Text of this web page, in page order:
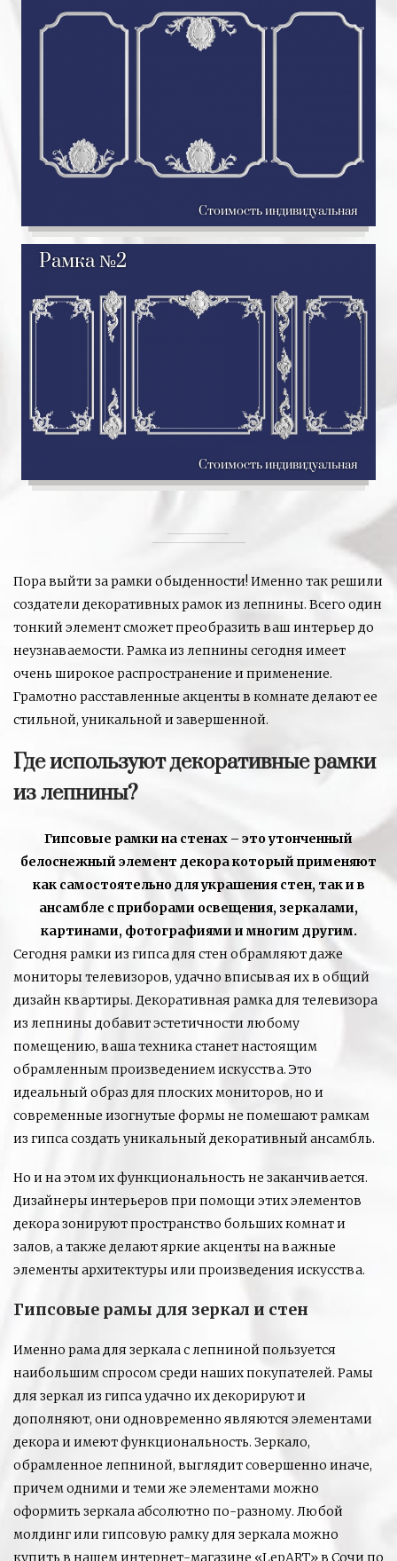
Стоимость индивидуальная
Рамка №2
Стоимость индивидуальная
Пора выйти за рамки обыденности! Именно так решили
создатели декоративных рамок из лепнины. Всего один
тонкий элемент сможет преобразить ваш интерьер до
неузнаваемости. Рамка из лепнины сегодня имеет
очень широкое распространение и применение.
Грамотно расставленные акценты в комнате делают ее
стильной, уникальной и завершенной.
Где используют декоративные рамки
из лепнины?
Гипсовые рамки на стенах – это утонченный
белоснежный элемент декора который применяют
как самостоятельно для украшения стен, так и в
ансамбле с приборами освещения, зеркалами,
картинами, фотографиями и многим другим.
Сегодня рамки из гипса для стен обрамляют даже
мониторы телевизоров, удачно вписывая их в общий
дизайн квартиры. Декоративная рамка для телевизора
из лепнины добавит эстетичности любому
помещению, ваша техника станет настоящим
обрамленным произведением искусства. Это
идеальный образ для плоских мониторов, но и
современные изогнутые формы не помешают рамкам
из гипса создать уникальный декоративный ансамбль.
Но и на этом их функциональность не заканчивается.
Дизайнеры интерьеров при помощи этих элементов
декора зонируют пространство больших комнат и
залов, а также делают яркие акценты на важные
элементы архитектуры или произведения искусства.
Гипсовые рамы для зеркал и стен
Именно рама для зеркала с лепниной пользуется
наибольшим спросом среди наших покупателей. Рамы
для зеркал из гипса удачно их декорируют и
дополняют, они одновременно являются элементами
декора и имеют функциональность. Зеркало,
обрамленное лепниной, выглядит совершенно иначе,
причем одними и теми же элементами можно
оформить зеркала абсолютно по-разному. Любой
молдинг или гипсовую рамку для зеркала можно
купить в нашем интернет-магазине «LepART» в Сочи по